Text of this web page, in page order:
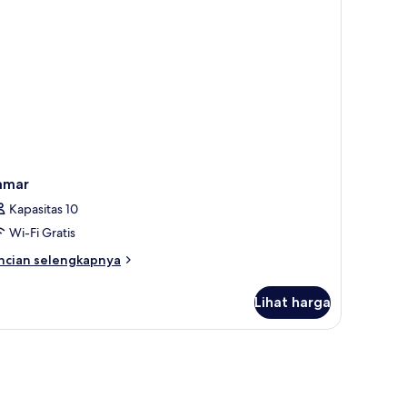
Kapasitas 10
Wi-Fi Gratis
selengkapnya
Lihat harga